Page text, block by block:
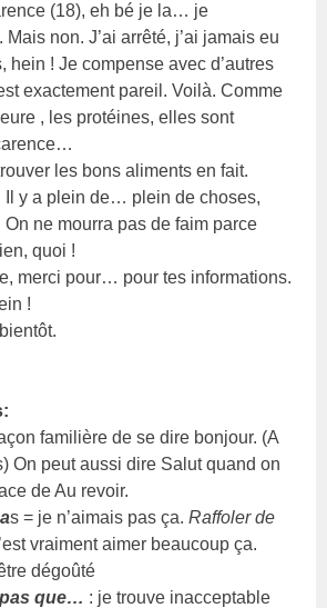
(18), eh bé je la… je
non. J’ai arrêté, j’ai jamais eu
! Je compense avec d’autres
exactement pareil. Voilà. Comme
, les protéines, elles sont
les bons aliments en fait.
Il y a plein de… plein de choses,
On ne mourra pas de faim parce
quoi !
merci pour… pour tes informations.
!
familière de se dire bonjour. (A
On peut aussi dire Salut quand on
de Au revoir.
s = je n’aimais pas ça.Raffoler de
vraiment aimer beaucoup ça.
dégoûté
que… : je trouve inacceptable